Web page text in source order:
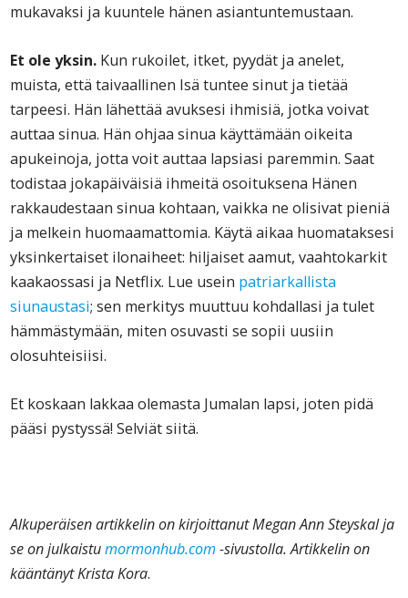
mukavaksi ja kuuntele hänen asiantuntemustaan.
Et ole yksin. Kun rukoilet, itket, pyydät ja anelet,
muista, että taivaallinen Isä tuntee sinut ja tietää
tarpeesi. Hän lähettää avuksesi ihmisiä, jotka voivat
auttaa sinua. Hän ohjaa sinua käyttämään oikeita
apukeinoja, jotta voit auttaa lapsiasi paremmin. Saat
todistaa jokapäiväisiä ihmeitä osoituksena Hänen
rakkaudestaan sinua kohtaan, vaikka ne olisivat pieniä
ja melkein huomaamattomia. Käytä aikaa huomataksesi
yksinkertaiset ilonaiheet: hiljaiset aamut, vaahtokarkit
kaakaossasi ja Netflix. Lue usein patriarkallista
siunaustasi; sen merkitys muuttuu kohdallasi ja tulet
hämmästymään, miten osuvasti se sopii uusiin
olosuhteisiisi.
Et koskaan lakkaa olemasta Jumalan lapsi, joten pidä
pääsi pystyssä! Selviät siitä.
Alkuperäisen artikkelin on kirjoittanut Megan Ann Steyskal ja
se on julkaistumormonhub.com-sivustolla. Artikkelin on
kääntänyt Krista Kora.